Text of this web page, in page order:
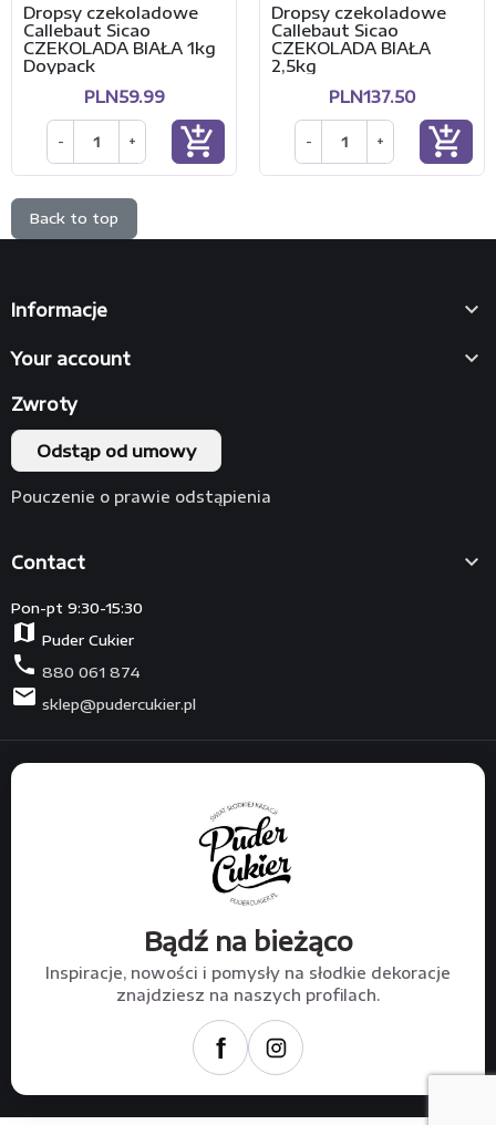
Dropsy czekoladowe
Callebaut Sicao
CZEKOLADA BIAŁA 1kg
Doypack
PLN59.99
- + add_shopping_cart
Dropsy czekoladowe
Callebaut Sicao
CZEKOLADA BIAŁA
2,5kg
PLN137.50
- + add_shopping_cart
Back to top
Informacje 
Your account 
Contact 
Pon-pt 9:30-15:30
map Puder Cukier
phone 880 061 874
mail sklep@pudercukier.pl
Zwroty
Odstąp od umowy
Pouczenie o prawie odstąpienia
Bądź na bieżąco
Inspiracje, nowości i pomysły na słodkie dekoracje
znajdziesz na naszych profilach.
f